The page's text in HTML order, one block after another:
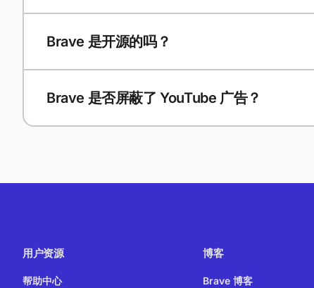
Brave 是开源的吗？
Brave 是否屏蔽了 YouTube 广告？
用户资源
帮助中心
博客
Brave 博客